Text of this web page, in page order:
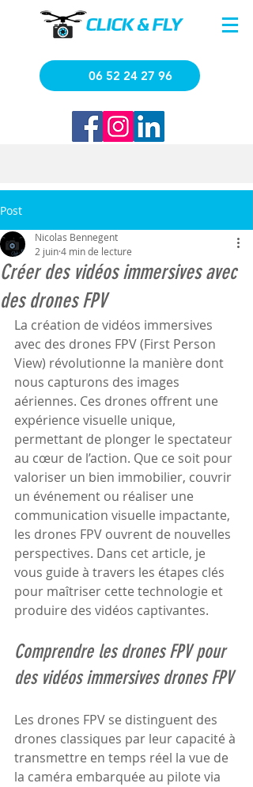
06 52 24 27 96
Post
Créer des vidéos immersives avec
des drones FPV
Nicolas Bennegent
2 juin4 min de lecture
La création de vidéos immersives
avec des drones FPV (First Person
View) révolutionne la manière dont
nous capturons des images
aériennes. Ces drones offrent une
expérience visuelle unique,
permettant de plonger le spectateur
au cœur de l’action. Que ce soit pour
valoriser un bien immobilier, couvrir
un événement ou réaliser une
communication visuelle impactante,
les drones FPV ouvrent de nouvelles
perspectives. Dans cet article, je
vous guide à travers les étapes clés
pour maîtriser cette technologie et
produire des vidéos captivantes.
Comprendre les drones FPV pour
des vidéos immersives drones FPV
Les drones FPV se distinguent des
drones classiques par leur capacité à
transmettre en temps réel la vue de
la caméra embarquée au pilote via